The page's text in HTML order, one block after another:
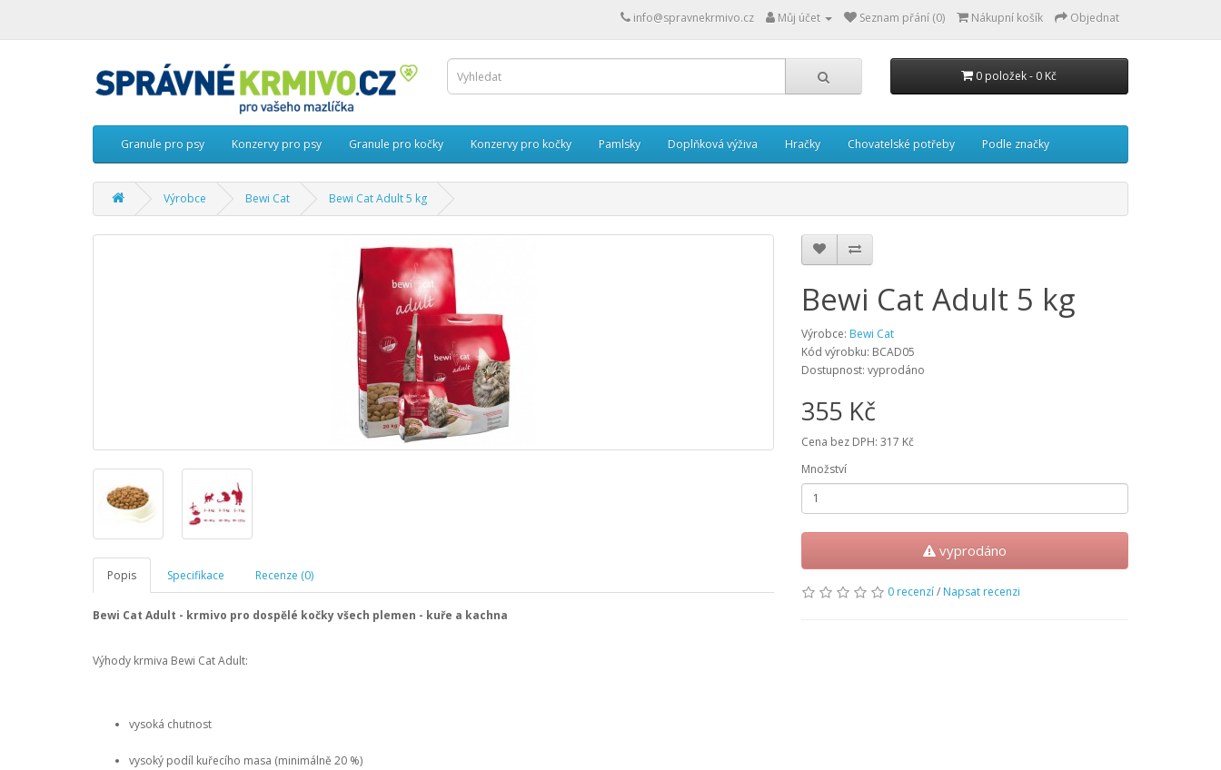
info@spravnekrmivo.cz Můj účet Seznam přání (0) Nákupní košík Objednat
0 položek - 0 Kč
Granule pro psy Konzervy pro psy Granule pro kočky Konzervy pro kočky Pamlsky Doplňková výživa Hračky Chovatelské potřeby Podle značky
Výrobce Bewi Cat Bewi Cat Adult 5 kg
Popis Specifikace Recenze (0)
Bewi Cat Adult - krmivo pro dospělé kočky všech plemen - kuře a kachna
Výhody krmiva Bewi Cat Adult:
vysoká chutnost
vysoký podíl kuřecího masa (minimálně 20 %)
Bewi Cat Adult 5 kg
Výrobce: Bewi Cat
Kód výrobku: BCAD05
Dostupnost: vyprodáno
355 Kč
Cena bez DPH: 317 Kč
Množství
vyprodáno
0 recenzí/ Napsat recenzi